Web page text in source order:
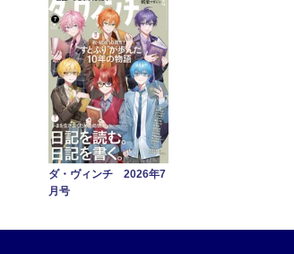
ダ・ヴィンチ 2026年7
月号